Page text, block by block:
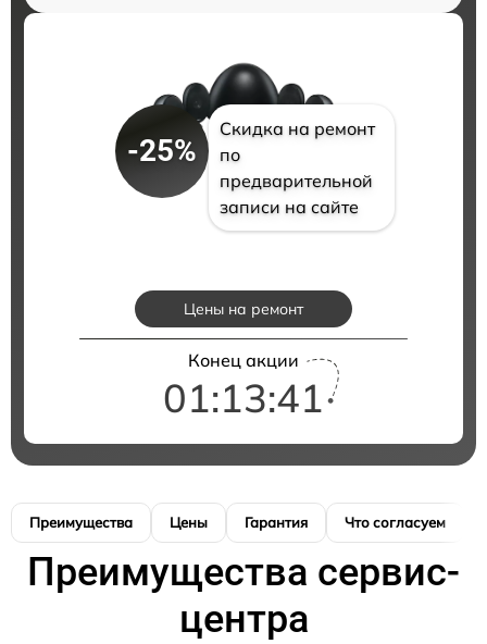
-25%
Скидка на ремонт
по
предварительной
записи на сайте
Цены на ремонт
Конец акции
01:13:40
Преимущества Цены Гарантия Что согласуем
Преимущества сервис-
центра